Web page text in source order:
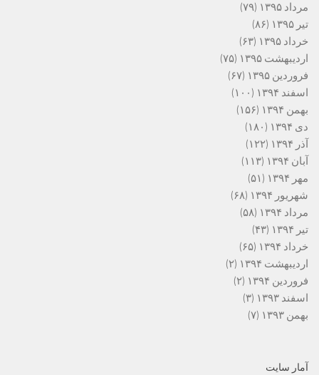
مرداد ۱۳۹۵
(۷۹)
تیر ۱۳۹۵
(۸۶)
خرداد ۱۳۹۵
(۶۳)
اردیبهشت ۱۳۹۵
(۷۵)
فروردین ۱۳۹۵
(۶۷)
اسفند ۱۳۹۴
(۱۰۰)
بهمن ۱۳۹۴
(۱۵۶)
دی ۱۳۹۴
(۱۸۰)
آذر ۱۳۹۴
(۱۲۲)
آبان ۱۳۹۴
(۱۱۳)
مهر ۱۳۹۴
(۵۱)
شهریور ۱۳۹۴
(۶۸)
مرداد ۱۳۹۴
(۵۸)
تیر ۱۳۹۴
(۴۳)
خرداد ۱۳۹۴
(۶۵)
اردیبهشت ۱۳۹۴
(۲)
فروردین ۱۳۹۴
(۲)
اسفند ۱۳۹۳
(۳)
بهمن ۱۳۹۳
(۷)
آمار سایت